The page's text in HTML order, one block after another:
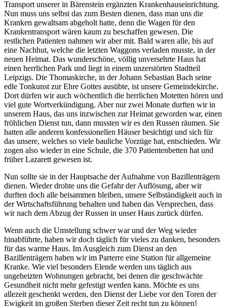
Transport unserer in Bärenstein ergänzten Krankenhauseinrichtung.
Nun muss uns selbst das zum Besten dienen, dass man uns die
Kranken gewaltsam abgeholt hatte, denn die Wagen für den
Krankentransport wären kaum zu beschaffen gewesen. Die
restlichen Patienten nahmen wir aber mit. Bald waren alle, bis auf
eine Nachhut, welche die letzten Waggons verladen musste, in der
neuen Heimat. Das wunderschöne, völlig unversehrte Haus hat
einen herrlichen Park und liegt in einem unzerstörten Stadtteil
Leipzigs. Die Thomaskirche, in der Johann Sebastian Bach seine
edle Tonkunst zur Ehre Gottes ausübte, ist unsere Gemeindekirche.
Dort dürfen wir auch wöchentlich die herrlichen Motetten hören und
viel gute Wortverkündigung. Aber nur zwei Monate durften wir in
unserem Haus, das uns inzwischen zur Heimat geworden war, einen
fröhlichen Dienst tun, dann mussten wir es den Russen räumen. Sie
hatten alle anderen konfessionellen Häuser besichtigt und sich für
das unsere, welches so viele bauliche Vorzüge hat, entschieden. Wir
zogen also wieder in eine Schule, die 370 Patientenbetten hat und
früher Lazarett gewesen ist.
Nun sollte sie in der Hauptsache der Aufnahme von Bazillenträgern
dienen. Wieder drohte uns die Gefahr der Auflösung, aber wir
durften doch alle beisammen bleiben, unsere Selbständigkeit auch in
der Wirtschaftsführung behalten und haben das Versprechen, dass
wir nach dem Abzug der Russen in unser Haus zurück dürfen.
Wenn auch die Umstellung schwer war und der Weg wieder
hinabführte, haben wir doch täglich für vieles zu danken, besonders
für das warme Haus. Im Ausgleich zum Dienst an den
Bazillenträgern haben wir im Parterre eine Station für allgemeine
Kranke. Wie viel besonders Elende werden uns täglich aus
ungeheizten Wohnungen gebracht, bei denen die geschwächte
Gesundheit nicht mehr gefestigt werden kann. Möchte es uns
allezeit geschenkt werden, den Dienst der Liebe vor den Toren der
Ewigkeit im großen Sterben dieser Zeit recht tun zu können!